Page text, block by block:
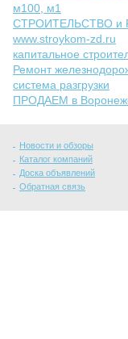
м100, м1
СТРОИТЕЛЬСТВО
www.stroykom-zd.ru
капитальное
Ремонт
система разгрузки
ПРОДАЕМ в
Новости и обзоры
Каталог компаний
Доска объявлений
Обратная связь